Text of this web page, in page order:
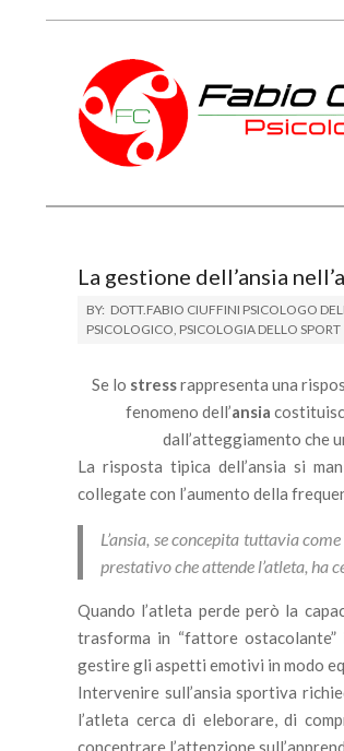
SPORT
TOSCANA
La gestione dell’ansia
BY: DOTT.FABIO CIUFFINI PSICOLOGO
PSICOLOGICO, PSICOLOGIA DELLO SPORT
Se lo stressrappresenta una
fenomeno dell’ansia
dall’atteggiamento che
La risposta tipica dell’ansia si
collegate con l’aumento della
L’ansia, se concepita tuttavia
prestativo che attende l’atleta, ha
Quando l’atleta perde però la
trasforma in “fattore
gestire gli aspetti emotivi in modo
Intervenire sull’ansia sportiva
l’atleta cerca di eleborare, di
concentrare l’attenzione